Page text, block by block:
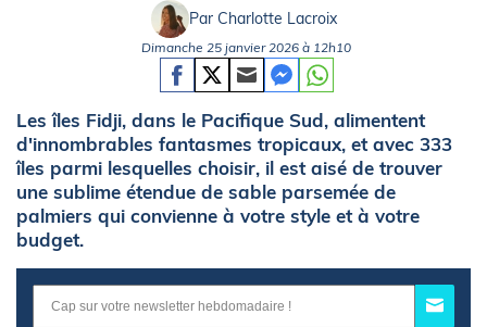
Par Charlotte Lacroix
Dimanche 25 janvier 2026 à 12h10
Les îles Fidji, dans le Pacifique Sud, alimentent
d'innombrables fantasmes tropicaux, et avec 333
îles parmi lesquelles choisir, il est aisé de trouver
une sublime étendue de sable parsemée de
palmiers qui convienne à votre style et à votre
budget.